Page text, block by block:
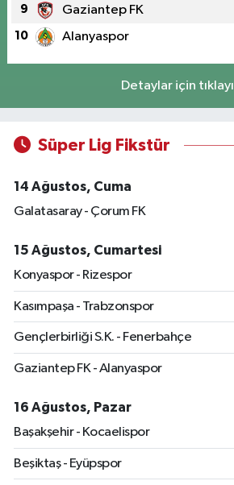
9 Gaziantep FK
10 Alanyaspor
Detaylar için
Süper Lig Fikstür
14 Ağustos, Cuma
Galatasaray - Çorum FK
15 Ağustos, Cumartesi
Konyaspor - Rizespor
Kasımpaşa - Trabzonspor
Gençlerbirliği S.K. - Fenerbahçe
Gaziantep FK - Alanyaspor
16 Ağustos, Pazar
Başakşehir - Kocaelispor
Beşiktaş - Eyüpspor